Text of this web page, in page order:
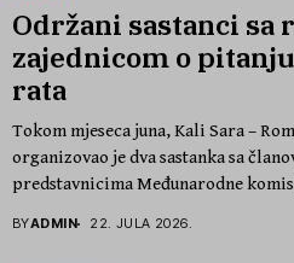
Održani sastanci sa
zajednicom o
rata
Tokom mjeseca juna, Kali Sara –
organizovao je dva sastanka sa
predstavnicima Međunarodne
BYADMIN 22. JULA 2026.